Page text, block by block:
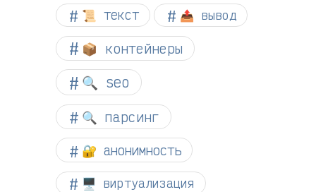
📜 текст 📤 вывод
📦 контейнеры
🔍 seo
🔍 парсинг
🔐 анонимность
🖥️ виртуализация